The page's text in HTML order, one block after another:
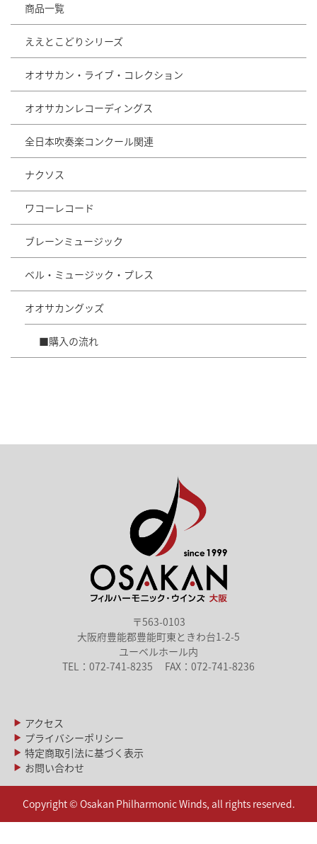
商品一覧
ええとこどりシリーズ
オオサカン・ライブ・コレクション
オオサカンレコーディングス
全日本吹奏楽コンクール関連
ナクソス
ワコーレコード
ブレーンミュージック
ベル・ミュージック・プレス
オオサカングッズ
■購入の流れ
〒563-0103
大阪府豊能郡豊能町東ときわ台1-2-5
ユーベルホール内
TEL：072-741-8235
FAX：072-741-8236
アクセス
プライバシーポリシー
特定商取引法に基づく表示
お問い合わせ
Copyright © Osakan Philharmonic Winds, all rights reserved.